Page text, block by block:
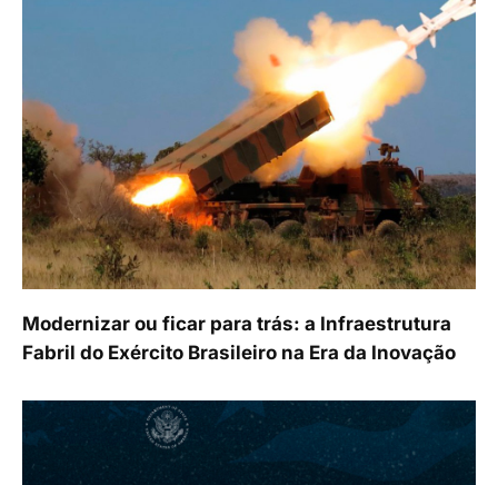
Modernizar ou ficar para trás: a Infraestrutura
Fabril do Exército Brasileiro na Era da Inovação